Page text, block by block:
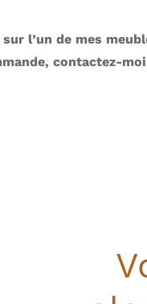
l’un de mes
contactez-